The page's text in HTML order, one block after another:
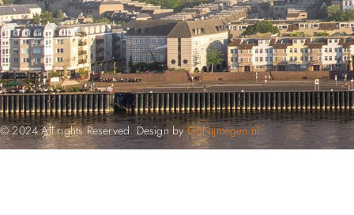
© 2024 All rights Reserved. Design byGoNijmegen.nl